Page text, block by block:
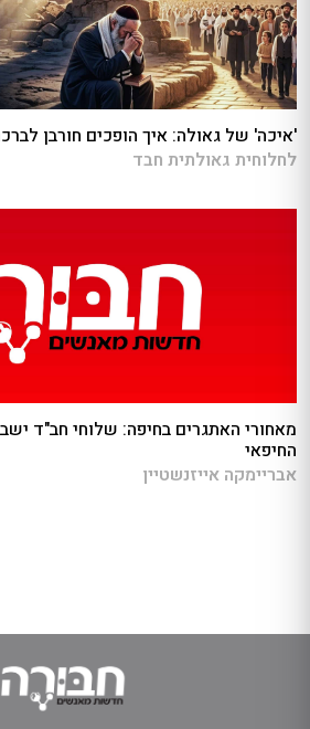
'איכה' של גאולה: איך הופכים חורבן
לחלוחית גאולתית חבד
מאחורי האתגרים בחיפה: שלוחי חב"ד
החיפאי
אבריימקה אייזנשטיין